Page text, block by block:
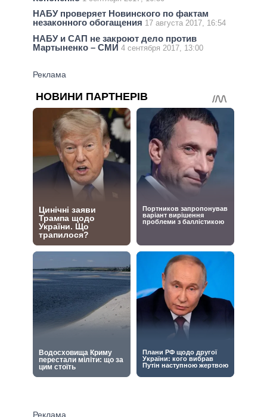
НАБУ проверяет Новинского по фактам
незаконного обогащения 17 августа 2017, 16:54
НАБУ и САП не закроют дело против
Мартыненко – СМИ 4 сентября 2017, 13:00